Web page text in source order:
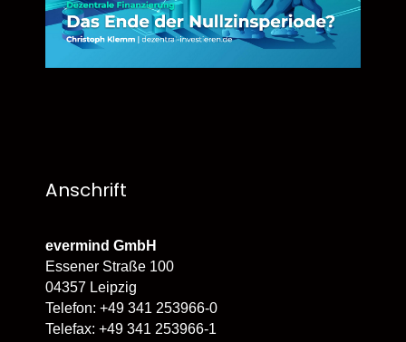
Anschrift
evermind GmbH
Essener Straße 100
04357 Leipzig
Telefon: +49 341 253966-0
Telefax: +49 341 253966-1